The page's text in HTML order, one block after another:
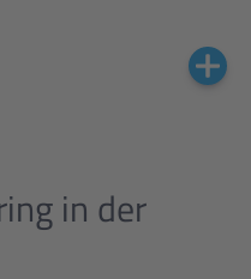
in der